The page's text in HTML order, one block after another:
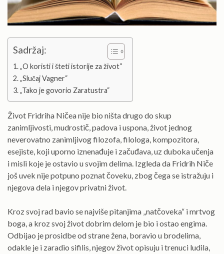
Sadržaj:
„O koristi i šteti istorije za život“
„Slučaj Vagner“
„Tako je govorio Zaratustra“
Život Fridriha Ničea nije bio ništa drugo do skup
zanimljivosti, mudrostič, padova i uspona, život jednog
neverovatno zanimljivog filozofa, filologa, kompozitora,
esejiste, koji uporno iznenađuje i začuđava, uz duboka učenja
i misli koje je ostavio u svojim delima. Izgleda da Fridrih Niče
još uvek nije potpuno poznat čoveku, zbog čega se istražuju i
njegova dela i njegov privatni život.
Kroz svoj rad bavio se najviše pitanjima „natčoveka“ i mrtvog
boga, a kroz svoj život dobrim delom je bio i ostao engima.
Odbijao je prosidbe od strane žena, boravio u brodelima,
odakle je i zaradio sifilis, njegov život opisuju i trenuci ludila,